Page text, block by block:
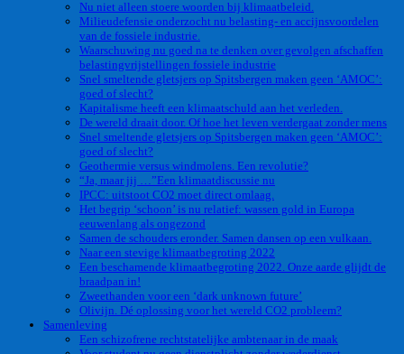
Nu niet alleen stoere woorden bij klimaatbeleid.
Milieudefensie onderzocht nu belasting- en accijnsvoordelen
van de fossiele industrie.
Waarschuwing nu goed na te denken over gevolgen afschaffen
belastingvrijstellingen fossiele industrie
Snel smeltende gletsjers op Spitsbergen maken geen ‘AMOC’:
goed of slecht?
Kapitalisme heeft een klimaatschuld aan het verleden.
De wereld draait door. Of hoe het leven verdergaat zonder mens
Snel smeltende gletsjers op Spitsbergen maken geen ‘AMOC’:
goed of slecht?
Geothermie versus windmolens. Een revolutie?
“Ja, maar jij …”Een klimaatdiscussie nu
IPCC: uitstoot CO2 moet direct omlaag.
Het begrip ‘schoon’ is nu relatief: wassen gold in Europa
eeuwenlang als ongezond
Samen de schouders eronder. Samen dansen op een vulkaan.
Naar een stevige klimaatbegroting 2022
Een beschamende klimaatbegroting 2022. Onze aarde glijdt de
braadpan in!
Zweethanden voor een ‘dark unknown future’
Olivijn. Dé oplossing voor het wereld CO2 probleem?
Samenleving
Een schizofrene rechtstatelijke ambtenaar in de maak